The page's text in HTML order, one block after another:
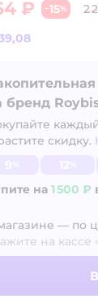
₽ −15%
2
бренд
скидку.
на 1 500 ₽
больше
— по
на кассе
— по